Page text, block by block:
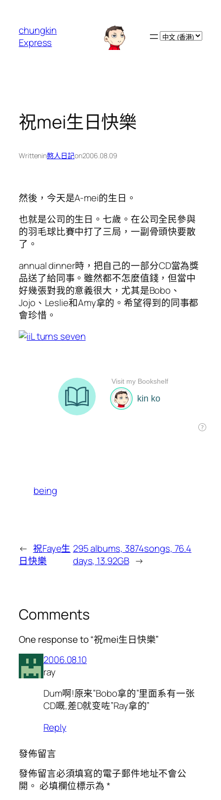
chungkin
Express
Choose
祝mei生日快樂
Writtenin憨人日記on2006.08.09
然後，今天是A-mei的生日。
也就是公司的生日。七歲。在公司全民參與
的羽毛球比賽中打了三局，一副骨頭快要散
了。
annual dinner時，把自己的一部分CD當為獎
品送了給同事。雖然都不怎麼值錢，但當中
好幾張對我的意義很大，尤其是Bobo、
Jojo、Leslie和Amy拿的。希望得到的同事都
會珍惜。
being
← 祝Faye生
日快樂
295 albums, 3874songs, 76.4
days, 13.92GB →
Comments
One response to “祝mei生日快樂”
2006.08.10
ray
Dum啊!原来”Bobo拿的”里面系有一张
CD嘅,差D就变咗”Ray拿的”
Reply
發佈留言
發佈留言必須填寫的電子郵件地址不會公
開。 必填欄位標示為*